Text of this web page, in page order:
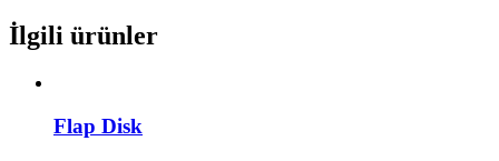
İlgili ürünler
Flap Disk